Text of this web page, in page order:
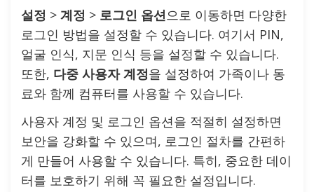
설정 > 계정 > 로그인 옵션으로 이동하면 다양한
로그인 방법을 설정할 수 있습니다. 여기서 PIN,
얼굴 인식, 지문 인식 등을 설정할 수 있습니다.
또한, 다중 사용자 계정을 설정하여 가족이나 동
료와 함께 컴퓨터를 사용할 수 있습니다.
사용자 계정 및 로그인 옵션을 적절히 설정하면
보안을 강화할 수 있으며, 로그인 절차를 간편하
게 만들어 사용할 수 있습니다. 특히, 중요한 데이
터를 보호하기 위해 꼭 필요한 설정입니다.